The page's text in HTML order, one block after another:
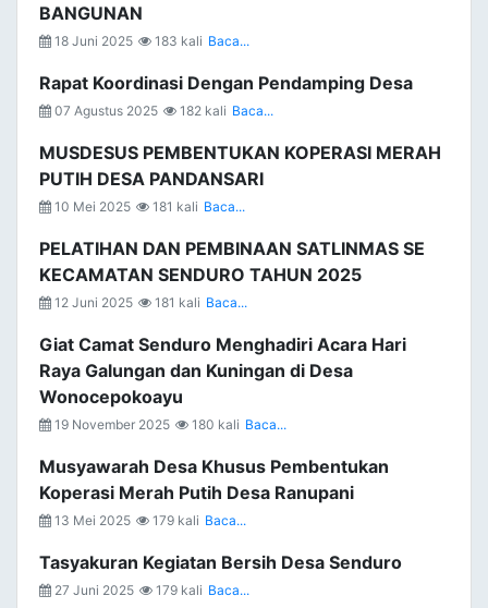
BANGUNAN
18 Juni 2025 183 kali Baca...
Rapat Koordinasi Dengan Pendamping Desa
07 Agustus 2025 182 kali Baca...
MUSDESUS PEMBENTUKAN KOPERASI MERAH
PUTIH DESA PANDANSARI
10 Mei 2025 181 kali Baca...
PELATIHAN DAN PEMBINAAN SATLINMAS SE
KECAMATAN SENDURO TAHUN 2025
12 Juni 2025 181 kali Baca...
Giat Camat Senduro Menghadiri Acara Hari
Raya Galungan dan Kuningan di Desa
Wonocepokoayu
19 November 2025 180 kali Baca...
Musyawarah Desa Khusus Pembentukan
Koperasi Merah Putih Desa Ranupani
13 Mei 2025 179 kali Baca...
Tasyakuran Kegiatan Bersih Desa Senduro
27 Juni 2025 179 kali Baca...